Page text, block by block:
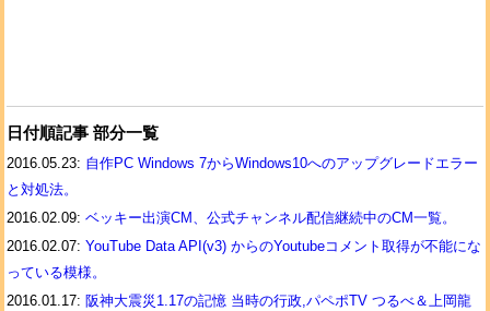
日付順記事 部分一覧
2016.05.23: 自作PC Windows 7からWindows10へのアップグレードエラー
と対処法。
2016.02.09: ベッキー出演CM、公式チャンネル配信継続中のCM一覧。
2016.02.07: YouTube Data API(v3) からのYoutubeコメント取得が不能にな
っている模様。
2016.01.17: 阪神大震災1.17の記憶 当時の行政,パペポTV つるべ＆上岡龍